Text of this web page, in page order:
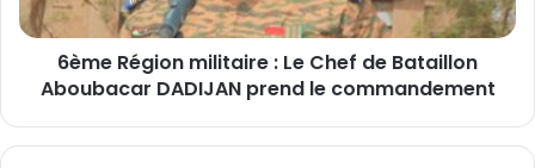
e
m
o
6ème Région militaire : Le Chef de Bataillon
Aboubacar DADIJAN prend le commandement